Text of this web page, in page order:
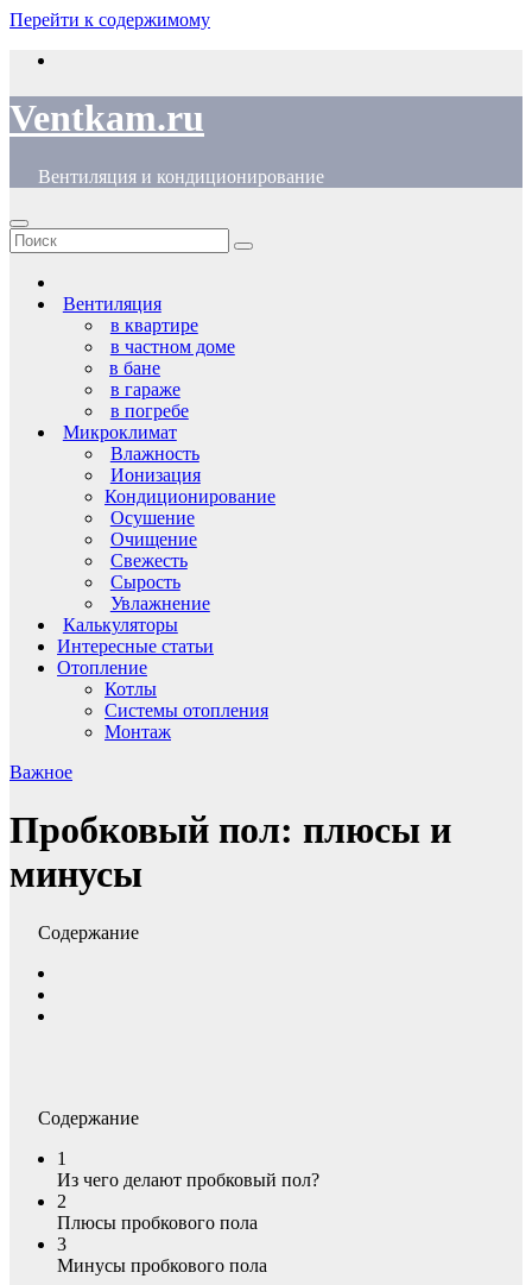
Перейти к содержимому
Ventkam.ru
Вентиляция и кондиционирование
Вентиляция
в квартире
в частном доме
в бане
в гараже
в погребе
Микроклимат
Влажность
Ионизация
Кондиционирование
Осушение
Очищение
Свежесть
Сырость
Увлажнение
Калькуляторы
Интересные статьи
Отопление
Котлы
Системы отопления
Монтаж
Важное
Пробковый пол: плюсы и
минусы
Содержание
Содержание
1
Из чего делают пробковый пол?
2
Плюсы пробкового пола
3
Минусы пробкового пола